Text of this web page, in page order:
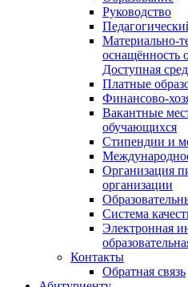
Руководство
Материально-
оснащённость
Доступная
Платные
Финансово-
Вакантные
обучающихся
Стипендии и
Организация
организации
Система
Электронная
Контакты
Обратная связь